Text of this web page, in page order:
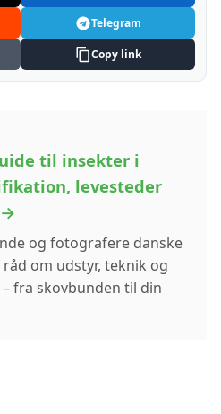
Telegram
Copy link
til insekter i
levesteder
og fotografere danske
om udstyr, teknik og
fra skovbunden til din